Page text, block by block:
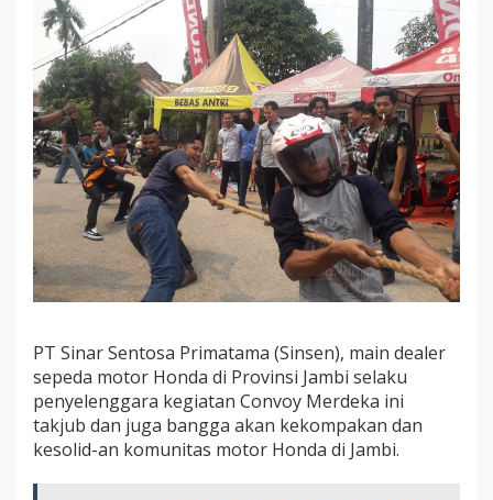
t
a
s
M
o
t
o
r
H
o
a
J
a
i
R
a
y
a
k
PT Sinar Sentosa Primatama (Sinsen), main dealer
sepeda motor Honda di Provinsi Jambi selaku
penyelenggara kegiatan Convoy Merdeka ini
takjub dan juga bangga akan kekompakan dan
kesolid-an komunitas motor Honda di Jambi.